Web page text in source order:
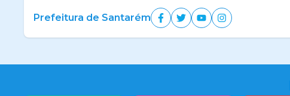
Prefeitura de Santarém